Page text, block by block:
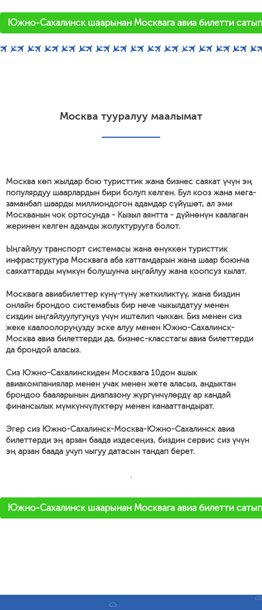
Южно-Сахалинск шаарынан Москвага авиа билетти
Москва тууралуу маалымат
Москва көп жылдар бою туристтик жана бизнес саякат үчүн эң
популярдуу шаарлардын бири болуп келген. Бул кооз жана мега-
заманбап шаарды миллиондогон адамдар сүйүшөт, ал эми
Москванын чок ортосунда - Кызыл аянтта - дүйнөнүн каалаган
жеринен келген адамды жолуктурууга болот.
Ыңгайлуу транспорт системасы жана өнүккөн туристтик
инфраструктура Москвага аба каттамдарын жана шаар боюнча
саякаттарды мүмкүн болушунча ыңгайлуу жана коопсуз кылат.
Москвага авиабилеттер күнү-түнү жеткиликтүү, жана биздин
онлайн брондоо системабыз бир нече чыкылдатуу менен
сиздин ыңгайлуулугуңуз үчүн иштелип чыккан. Биз менен сиз
жеке каалоолоруңузду эске алуу менен Южно-Сахалинск-
Москва авиа билеттерди да, бизнес-класстагы авиа билеттерди
да брондой аласыз.
Сиз Южно-Сахалинскиден Москвага 10дон ашык
авиакомпаниялар менен учак менен жете аласыз, андыктан
брондоо бааларынын диапазону жүргүнчүлөрдү ар кандай
финансылык мүмкүнчүлүктөрү менен канааттандырат.
Эгер сиз Южно-Сахалинск-Москва-Южно-Сахалинск авиа
билеттерди эң арзан баада издесеңиз, биздин сервис сиз үчүн
эң арзан баада учуп чыгуу датасын тандап берет.
'
Южно-Сахалинск шаарынан Москвага авиа билетти